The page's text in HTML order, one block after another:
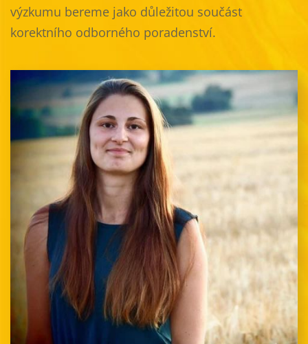
výzkumu bereme jako důležitou součást
korektního odborného poradenství.